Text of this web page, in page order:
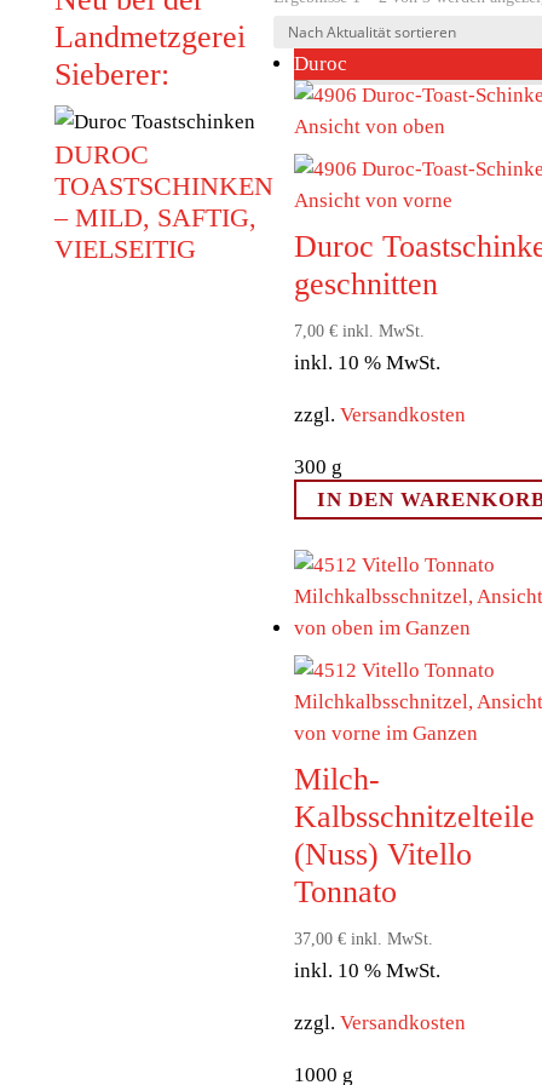
Landmetzgerei
Sieberer:
DUROC
TOASTSCHINKEN
– MILD, SAFTIG,
VIELSEITIG
Duroc
Duroc
geschnitten
7,00 € inkl. MwSt.
inkl. 10 % MwSt.
zzgl. Versandkosten
300 g
IN DEN
Milch-
Kalbsschnitzelteile
(Nuss) Vitello
Tonnato
37,00 € inkl. MwSt.
inkl. 10 % MwSt.
zzgl. Versandkosten
1000 g